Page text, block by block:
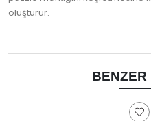
oluşturur.
BENZER